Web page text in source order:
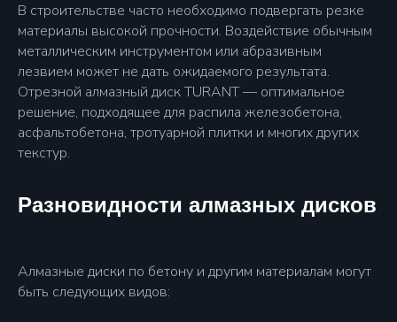
В строительстве часто необходимо подвергать резке
материалы высокой прочности. Воздействие обычным
металлическим инструментом или абразивным
лезвием может не дать ожидаемого результата.
Отрезной алмазный диск TURANT — оптимальное
решение, подходящее для распила железобетона,
асфальтобетона, тротуарной плитки и многих других
текстур.
Разновидности алмазных дисков
Алмазные диски по бетону и другим материалам могут
быть следующих видов: